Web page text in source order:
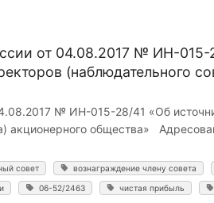
от 04.08.2017 № ИН-015-
(наблюдательного
№ ИН-015-28/41 «Об
акционерного общества»
совет вознаграждение члену совета
06-52/2463 чистая прибыль